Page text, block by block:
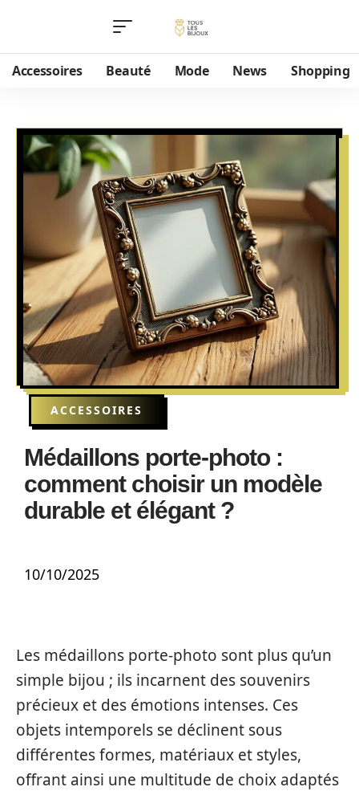
Accessoires Beauté Mode News Shopping
ACCESSOIRES
Médaillons porte-photo :
comment choisir un modèle
durable et élégant ?
10/10/2025
Les médaillons porte-photo sont plus qu’un
simple bijou ; ils incarnent des souvenirs
précieux et des émotions intenses. Ces
objets intemporels se déclinent sous
différentes formes, matériaux et styles,
offrant ainsi une multitude de choix adaptés